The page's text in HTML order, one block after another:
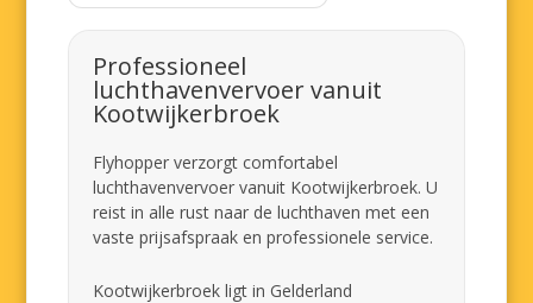
Professioneel
luchthavenvervoer vanuit
Kootwijkerbroek
Flyhopper verzorgt comfortabel
luchthavenvervoer vanuit Kootwijkerbroek. U
reist in alle rust naar de luchthaven met een
vaste prijsafspraak en professionele service.
Kootwijkerbroek ligt in Gelderland